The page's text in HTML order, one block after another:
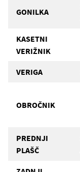
GONILKA
KASETNI
VERIŽNIK
VERIGA
OBROČNIK
PREDNJI
PLAŠČ